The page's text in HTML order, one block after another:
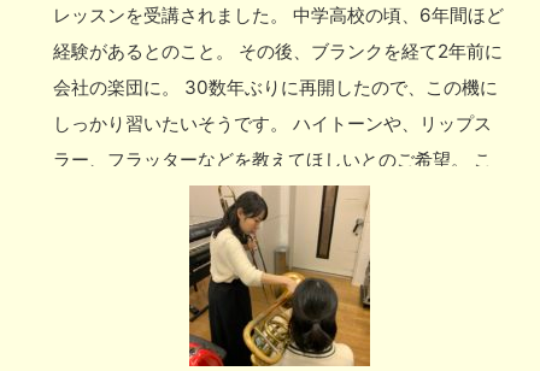
トロンボーン教室のレッスン場所 今回の生徒さんは京
橋駅近くのカラオケで受講されましたが、他にご希望の
場所があれば、お気軽にご相談ください。 ご自宅の他
に「マンションの集会所」「職場」「学校」など、生徒
様ご自身で使用許可やご予約をとっていただければ、ご
希望の場所へ伺わせていただきます。 適当な場所が定
まっていない場合は、最寄りの音楽スタジオやカラオケ
などを、こちらからご提案させていただいております。
トホゼロの京橋トロンボーン教室にご興味がある方はこ
ちら ＊【出張】トロンボーンレッスン 希望の場所で対
レッスンを受講されました。 中学高校の頃、6年間ほど
経験があるとのこと。 その後、ブランクを経て2年前に
会社の楽団に。 30数年ぶりに再開したので、この機に
しっかり習いたいそうです。 ハイトーンや、リップス
ラー、フラッターなどを教えてほしいとのご希望。 こ
の日は、低音の出し方と高音の出し方について、息のス
ピードや口の形に着眼したレッスンでした。 口周りの
筋肉が大切とのこと。 筋肉は使っていないと衰えます
が、何歳でも鍛えることが可能です。 正しい動かし方
を習って正しく筋肉を鍛えていただきたいです。 そう